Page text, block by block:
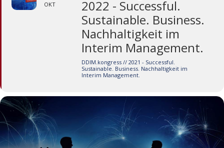
OKT
2022 - Successful.
Sustainable. Business.
Nachhaltigkeit im
Interim Management.
DDIM.kongress // 2021 - Successful.
Sustainable. Business. Nachhaltigkeit im
Interim Management.